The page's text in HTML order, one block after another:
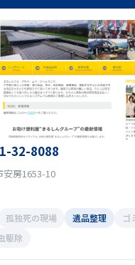
32-8088
安房1653-10
孤独死の現場 遺品整理
ゴ
駆除